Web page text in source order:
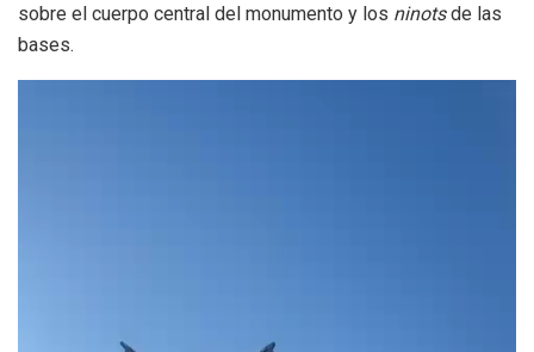
sobre el cuerpo central del monumento y los ninotsde las
bases.